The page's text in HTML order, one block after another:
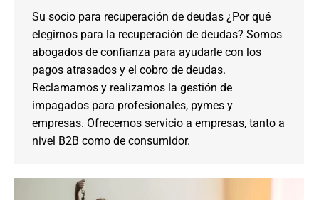
Su socio para recuperación de deudas ¿Por qué
elegirnos para la recuperación de deudas? Somos
abogados de confianza para ayudarle con los
pagos atrasados y el cobro de deudas.
Reclamamos y realizamos la gestión de
impagados para profesionales, pymes y
empresas. Ofrecemos servicio a empresas, tanto a
nivel B2B como de consumidor.